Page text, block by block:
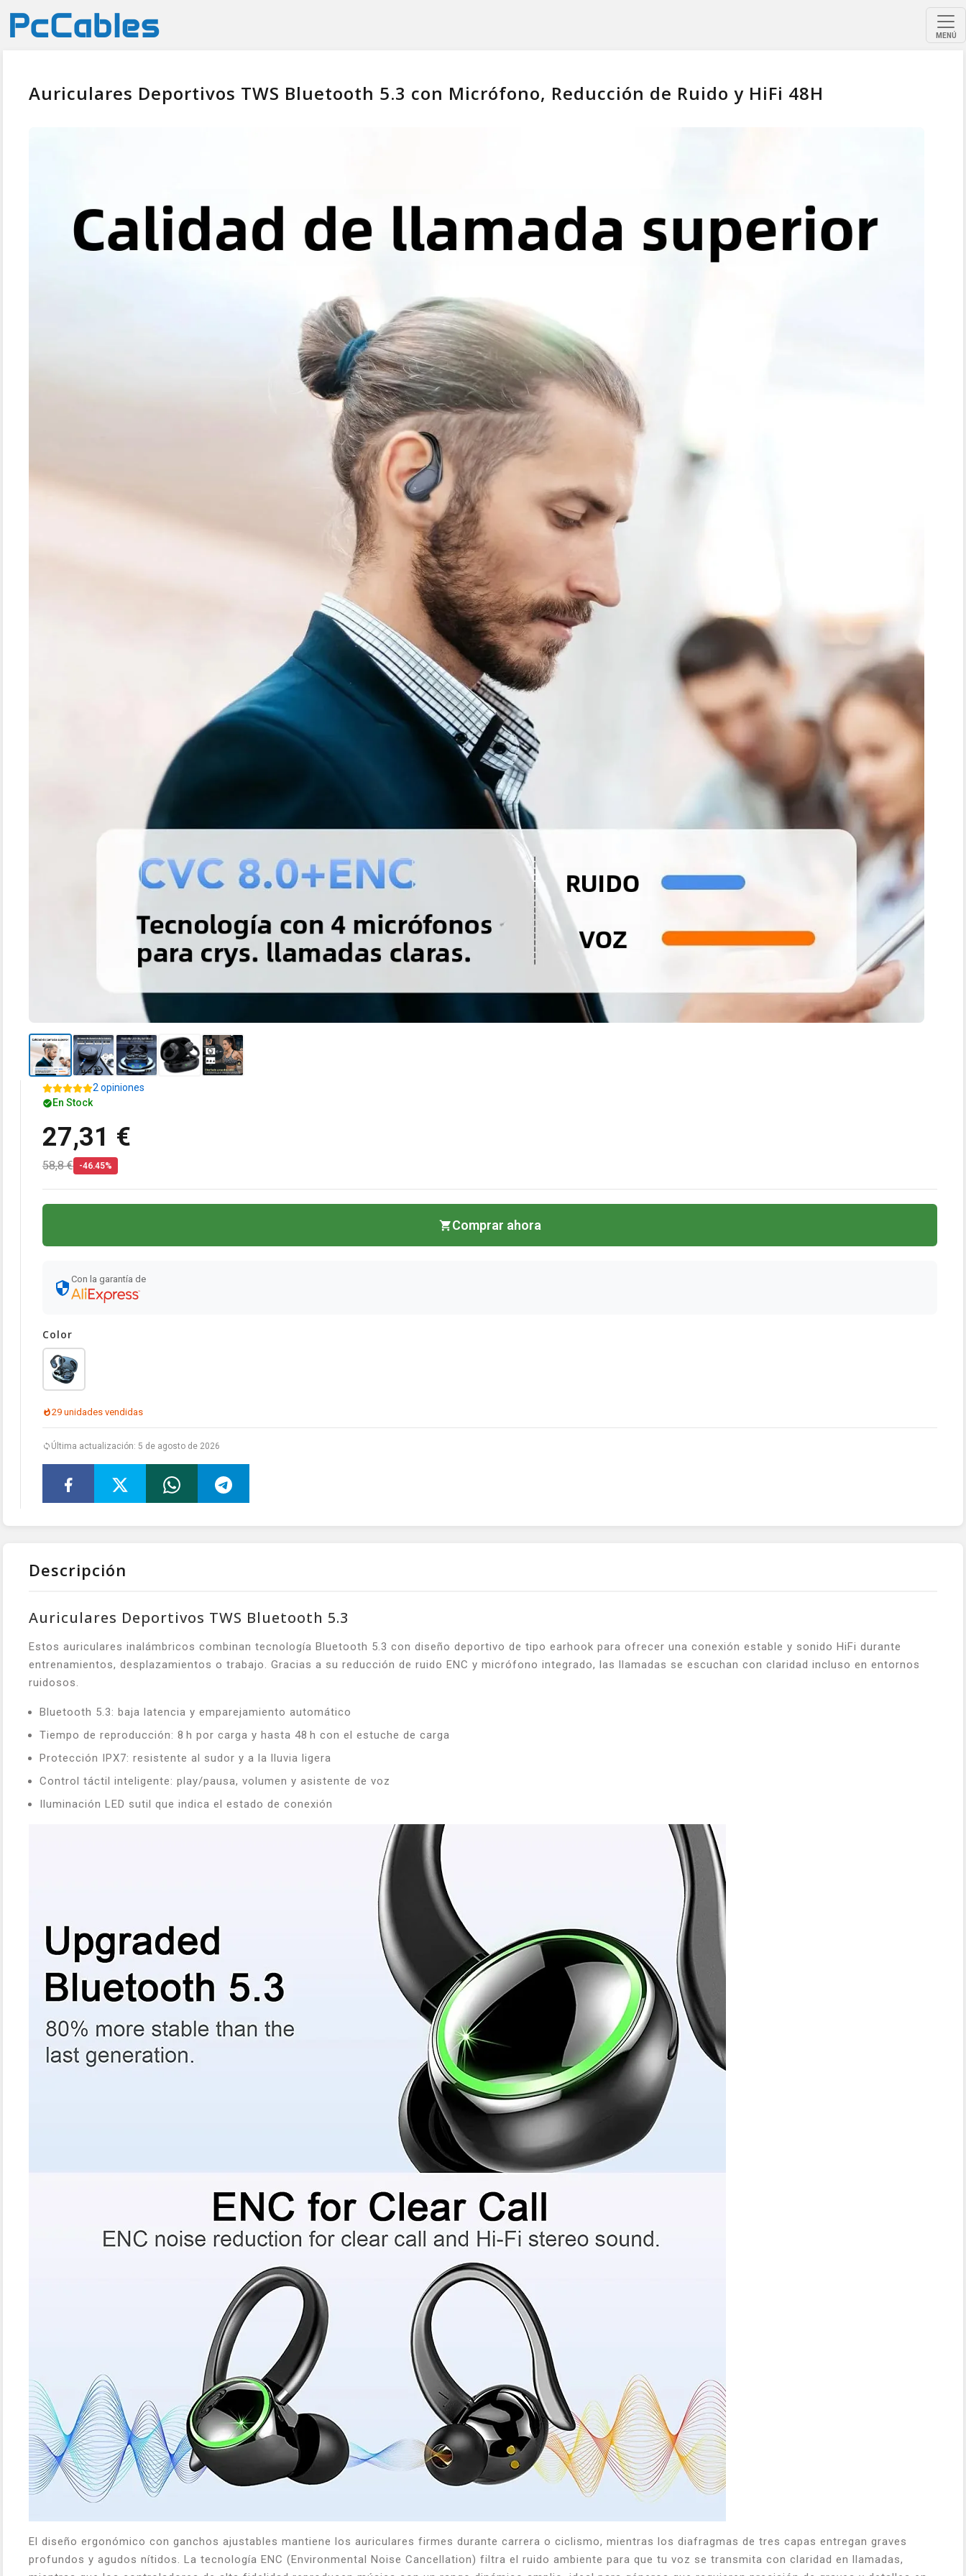
MENÚ
Auriculares Deportivos TWS Bluetooth 5.3 con Micrófono, Reducción de Ruido y HiFi 48H
2 opiniones
En Stock
27,31 €
58,8 € -46.45%
Comprar ahora
Con la garantía de
Color
29 unidades vendidas
Última actualización: 5 de agosto de 2026
Descripción
Auriculares Deportivos TWS Bluetooth 5.3
Estos auriculares inalámbricos combinan tecnología Bluetooth 5.3 con diseño deportivo de tipo earhook para ofrecer una conexión estable y sonido HiFi durante
entrenamientos, desplazamientos o trabajo. Gracias a su reducción de ruido ENC y micrófono integrado, las llamadas se escuchan con claridad incluso en entornos
ruidosos.
Bluetooth 5.3: baja latencia y emparejamiento automático
Tiempo de reproducción: 8 h por carga y hasta 48 h con el estuche de carga
Protección IPX7: resistente al sudor y a la lluvia ligera
Control táctil inteligente: play/pausa, volumen y asistente de voz
Iluminación LED sutil que indica el estado de conexión
El diseño ergonómico con ganchos ajustables mantiene los auriculares firmes durante carrera o ciclismo, mientras los diafragmas de tres capas entregan graves
profundos y agudos nítidos. La tecnología ENC (Environmental Noise Cancellation) filtra el ruido ambiente para que tu voz se transmita con claridad en llamadas,